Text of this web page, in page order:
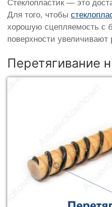
Стеклопластик — это
Для того, чтобы
хорошую сцепляемость с
поверхности
Перетягивание